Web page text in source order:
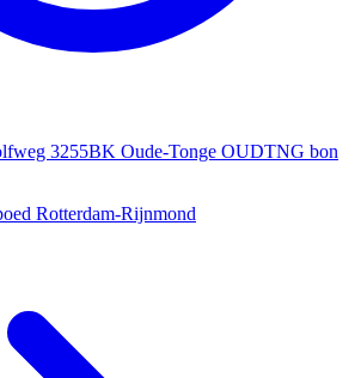
3255BK Oude-Tonge OUDTNG bon
Rotterdam-Rijnmond